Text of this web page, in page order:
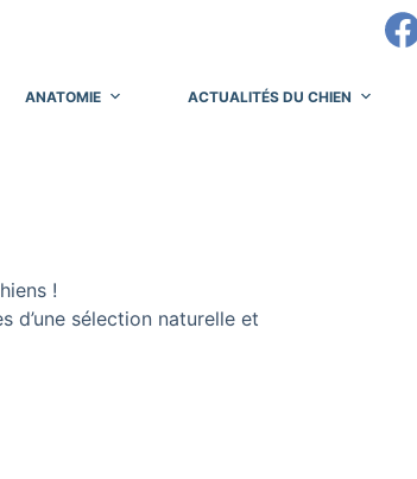
ANATOMIE ACTUALITÉS DU CHIEN
!
d’une sélection naturelle et